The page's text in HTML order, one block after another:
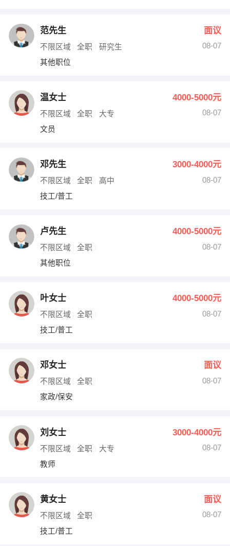
其他职位
范先生 面议
不限区域 全职 研究生
08-07
其他职位
温女士 4000-5000元
不限区域 全职 大专
08-07
文员
邓先生 3000-4000元
不限区域 全职 高中
08-07
技工/普工
卢先生 4000-5000元
不限区域 全职
08-07
其他职位
叶女士 4000-5000元
不限区域 全职
08-07
技工/普工
邓女士 面议
不限区域 全职
08-07
家政/保安
刘女士 3000-4000元
不限区域 全职 大专
08-07
教师
黄女士 面议
不限区域 全职
08-07
技工/普工